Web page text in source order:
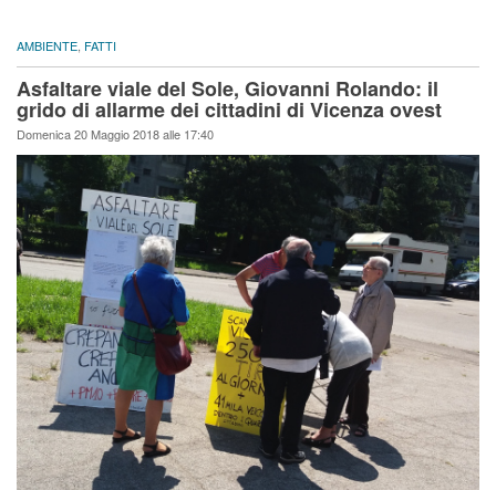
AMBIENTE FATTI
Asfaltare viale del Sole, Giovanni Rolando: il
grido di allarme dei cittadini di Vicenza ovest
Domenica 20 Maggio 2018 alle 17:40